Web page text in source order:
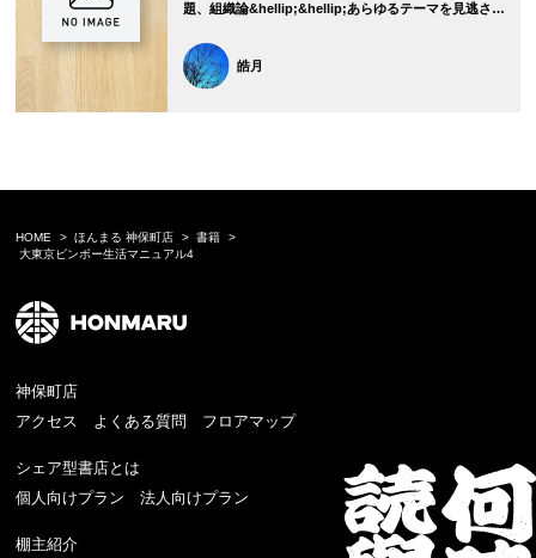
題、組織論&hellip;&hellip;あらゆるテーマを見逃さ…
皓月
HOME ほんまる 神保町店
書籍
大東京ビンボー生活マニュアル4
神保町店
アクセス
よくある質問 フロアマップ
シェア型書店とは
個人向けプラン
法人向けプラン
棚主紹介